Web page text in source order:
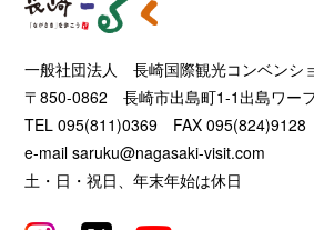
一般社団法人 長崎国際観光コンベンシ
〒850-0862 長崎市出島町1-1出島ワー
TEL 095(811)0369 FAX 095(824)9128
e-mailsaruku@nagasaki-visit.com
土・日・祝日、年末年始は休日